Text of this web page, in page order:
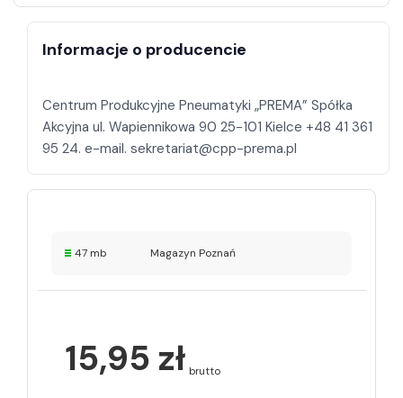
Informacje o producencie
Centrum Produkcyjne Pneumatyki „PREMA” Spółka
Akcyjna ul. Wapiennikowa 90 25-101 Kielce +48 41 361
47 mb Magazyn Poznań
15,95 zł brutto